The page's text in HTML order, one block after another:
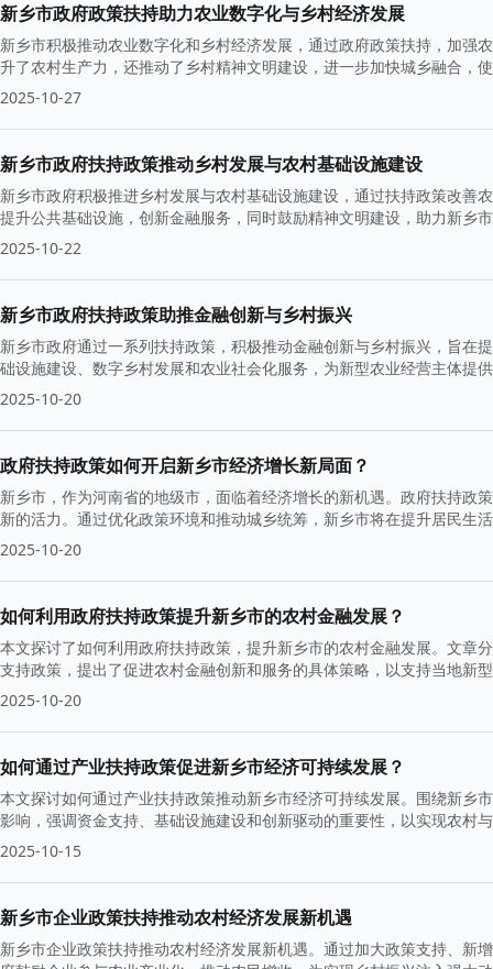
新乡市政府政策扶持助力农业数字化与乡村经济发展
新乡市积极推动农业数字化和乡村经济发展，通过政府政策扶持，加强
升了农村生产力，还推动了乡村精神文明建设，进一步加快城乡融合，
2025-10-27
新乡市政府扶持政策推动乡村发展与农村基础设施建设
新乡市政府积极推进乡村发展与农村基础设施建设，通过扶持政策改善
提升公共基础设施，创新金融服务，同时鼓励精神文明建设，助力新乡
2025-10-22
新乡市政府扶持政策助推金融创新与乡村振兴
新乡市政府通过一系列扶持政策，积极推动金融创新与乡村振兴，旨在
础设施建设、数字乡村发展和农业社会化服务，为新型农业经营主体提
2025-10-20
政府扶持政策如何开启新乡市经济增长新局面？
新乡市，作为河南省的地级市，面临着经济增长的新机遇。政府扶持政
新的活力。通过优化政策环境和推动城乡统筹，新乡市将在提升居民生
的新局面。
2025-10-20
如何利用政府扶持政策提升新乡市的农村金融发展？
本文探讨了如何利用政府扶持政策，提升新乡市的农村金融发展。文章
支持政策，提出了促进农村金融创新和服务的具体策略，以支持当地新
2025-10-20
如何通过产业扶持政策促进新乡市经济可持续发展？
本文探讨如何通过产业扶持政策推动新乡市经济可持续发展。围绕新乡
影响，强调资金支持、基础设施建设和创新驱动的重要性，以实现农村
2025-10-15
新乡市企业政策扶持推动农村经济发展新机遇
新乡市企业政策扶持推动农村经济发展新机遇。通过加大政策支持、新